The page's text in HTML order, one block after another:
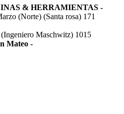
& HERRAMIENTAS -
(Norte) (Santa rosa) 171
Maschwitz) 1015
Mateo -